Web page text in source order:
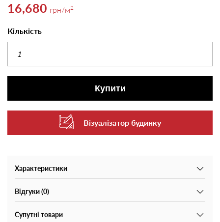
16,680 грн/м2
Кількість
Купити
Візуалізатор будинку
Характеристики
Відгуки (0)
Супутні товари